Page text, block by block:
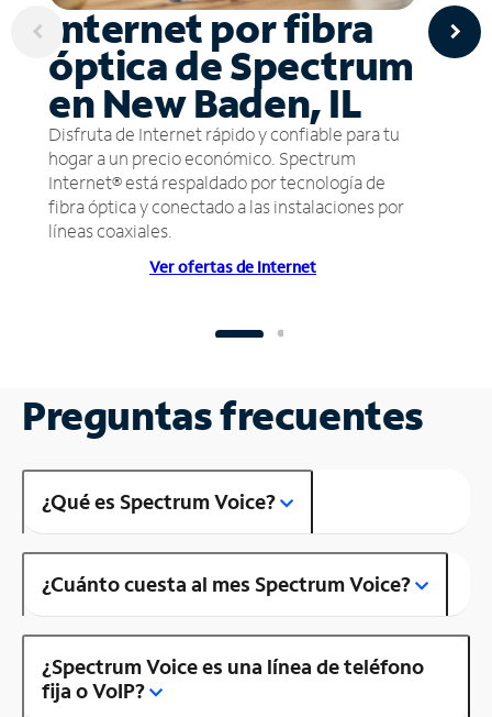
Internet por fibra
óptica de Spectrum
en New Baden, IL
Disfruta de Internet rápido y confiable para tu
hogar a un precio económico. Spectrum
Internet® está respaldado por tecnología de
fibra óptica y conectado a las instalaciones por
líneas coaxiales.
Ver ofertas de Internet
Preguntas frecuentes
¿Qué es Spectrum Voice?
¿Cuánto cuesta al mes Spectrum Voice?
¿Spectrum Voice es una línea de teléfono
fija o VoIP?